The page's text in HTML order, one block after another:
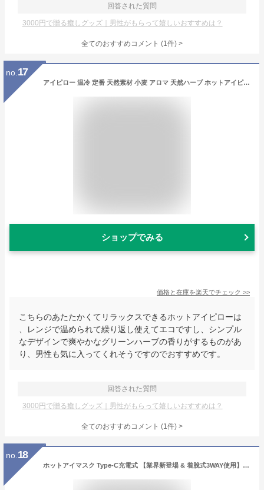
回答された質問
3000円で贈る癒しグッズ｜男性がもらって嬉しいおすすめは？
全てのおすすめコメント (1件) >
no. 17
アイピロー 温冷 定番 天然素材 小麦 アロマ 天然ハーブ ホットアイピロー ホットアイマスク 繰り返し ホット 電子レンジ クール 冷蔵庫 アイケア用品 リラクゼーショングッズ リラックス マッサージ 安眠グッズ Beauwell ビューウェル On to me オントミー 206-34
ショップでみる
価格と在庫を楽天でチェック >>
こちらのあたたかくてリラックスできるホットアイピローは
、レンジで温められて繰り返し使えてエコですし、シンプル
なデザインで爽やかなグリーンハーブの香りがするものがあ
り、男性も気に入ってくれそうですのでおすすめです。
回答された質問
3000円で贈る癒しグッズ｜男性がもらって嬉しいおすすめは？
全てのおすすめコメント (1件) >
no. 18
ホットアイマスク Type-C充電式 【業界新登場 & 着脫式3WAY使用】 アイウォーマー 目元エステ コードレス (加熱+ 振動モード+クール) 睡眠用 遮光 快眠グッズ 3段階温度 温冷両用 15分切タイマー 軽量 薄型 サイズ調整可能 圧迫感なし 出張 旅行 昼休み 就寝前 男女兼用 誕生日ギフト 母の日プレゼント 日本語取扱説明書 (ブルー)